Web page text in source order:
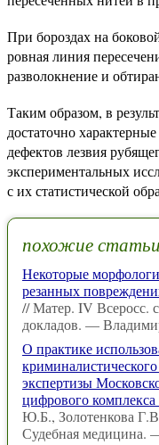
При бороздах на
ровная линия
разволокнение и
Таким образом, в
достаточно
дефектов лезвия
экспериментальных
с их статистической
похожие статьи
Некоторые
резанных
// Матер. IV Всеросс.
докладов. —
О практике
экспертизы
цифрового
Ю.Б., Золотенкова
Судебная